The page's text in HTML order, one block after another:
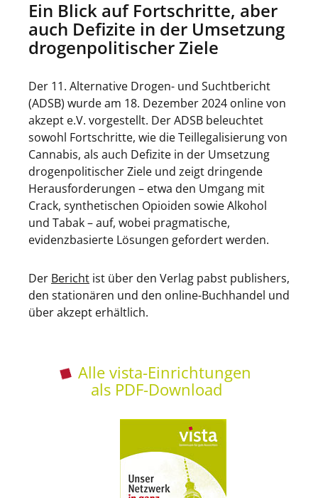
Ein Blick auf Fortschritte, aber
auch Defizite in der Umsetzung
drogenpolitischer Ziele
Der 11. Alternative Drogen- und Suchtbericht
(ADSB) wurde am 18. Dezember 2024 online von
akzept e.V. vorgestellt. Der ADSB beleuchtet
sowohl Fortschritte, wie die Teillegalisierung von
Cannabis, als auch Defizite in der Umsetzung
drogenpolitischer Ziele und zeigt dringende
Herausforderungen – etwa den Umgang mit
Crack, synthetischen Opioiden sowie Alkohol
und Tabak – auf, wobei pragmatische,
evidenzbasierte Lösungen gefordert werden.
Der Bericht ist über den Verlag pabst publishers,
den stationären und den online-Buchhandel und
über akzept erhältlich.
Alle vista-Einrichtungen
als PDF-Download